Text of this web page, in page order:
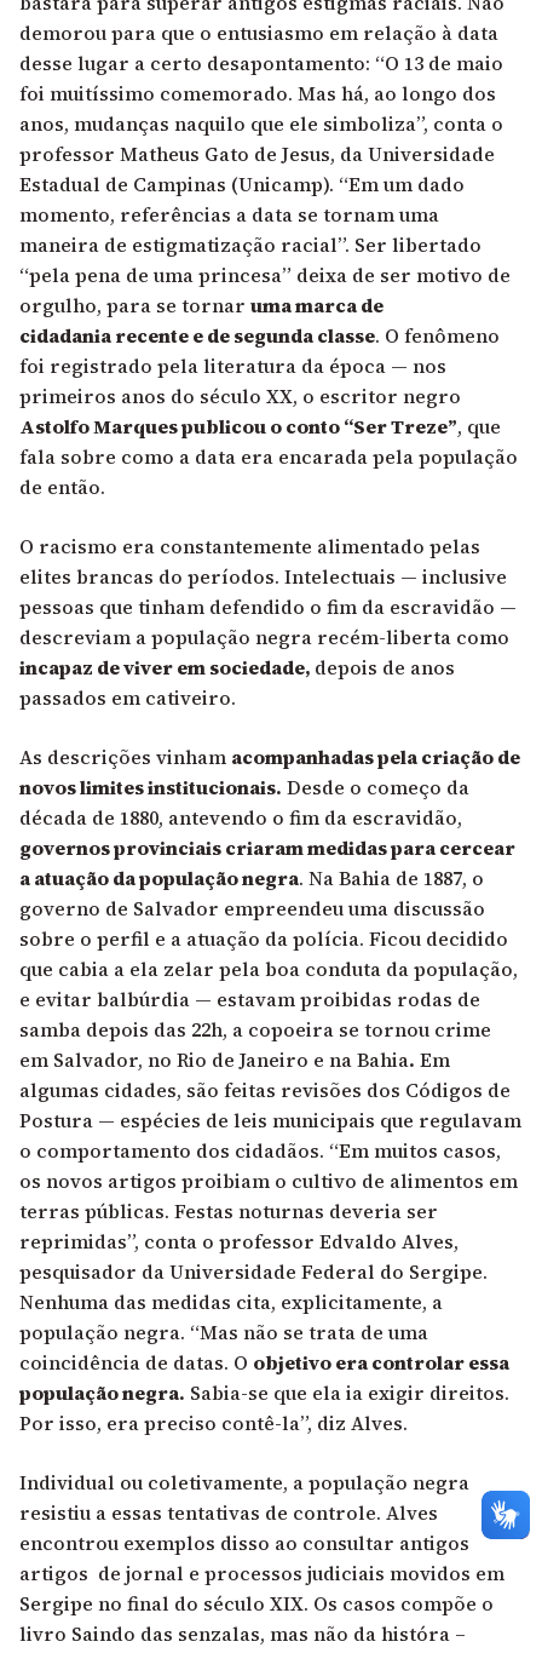
demorou para que o entusiasmo em relação à data
desse lugar a certo desapontamento: “O 13 de maio
foi muitíssimo comemorado. Mas há, ao longo dos
anos, mudanças naquilo que ele simboliza”, conta o
professor Matheus Gato de Jesus, da Universidade
Estadual de Campinas (Unicamp). “Em um dado
momento, referências a data se tornam uma
maneira de estigmatização racial”. Ser libertado
“pela pena de uma princesa” deixa de ser motivo de
orgulho, para se tornar uma marca de
cidadania recente e de segunda classe. O fenômeno
foi registrado pela literatura da época — nos
primeiros anos do século XX, o escritor negro
Astolfo Marques publicou o conto “Ser Treze”, que
fala sobre como a data era encarada pela população
de então.
O racismo era constantemente alimentado pelas
elites brancas do períodos. Intelectuais — inclusive
pessoas que tinham defendido o fim da escravidão —
descreviam a população negra recém-liberta como
incapaz de viver em sociedade, depois de anos
passados em cativeiro.
As descrições vinham acompanhadas pela criação de
novos limites institucionais. Desde o começo da
década de 1880, antevendo o fim da escravidão,
governos provinciais criaram medidas para cercear
a atuação da população negra. Na Bahia de 1887, o
governo de Salvador empreendeu uma discussão
sobre o perfil e a atuação da polícia. Ficou decidido
que cabia a ela zelar pela boa conduta da população,
e evitar balbúrdia — estavam proibidas rodas de
samba depois das 22h, a copoeira se tornou crime
em Salvador, no Rio de Janeiro e na Bahia. Em
algumas cidades, são feitas revisões dos Códigos de
Postura — espécies de leis municipais que regulavam
o comportamento dos cidadãos. “Em muitos casos,
os novos artigos proibiam o cultivo de alimentos em
terras públicas. Festas noturnas deveria ser
reprimidas”, conta o professor Edvaldo Alves,
pesquisador da Universidade Federal do Sergipe.
Nenhuma das medidas cita, explicitamente, a
população negra. “Mas não se trata de uma
coincidência de datas. O objetivo era controlar essa
população negra. Sabia-se que ela ia exigir direitos.
Por isso, era preciso contê-la”, diz Alves.
Individual ou coletivamente, a população negra
resistiu a essas tentativas de controle. Alves
encontrou exemplos disso ao consultar antigos
artigos de jornal e processos judiciais movidos em
Sergipe no final do século XIX. Os casos compõe o
livro Saindo das senzalas, mas não da históra –